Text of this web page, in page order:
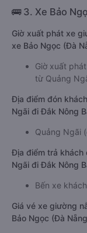
🚌 3. Xe Bảo
Giờ xuất phát xe
xe Bảo Ngọc (Đà
Giờ xuất
từ Quảng
Địa điểm đón
Ngãi đi Đắk Nông
Quảng Ngãi
Địa điểm trả khách
Ngãi đi Đắk Nông
Bến xe
Giá vé xe giường
Bảo Ngọc (Đà